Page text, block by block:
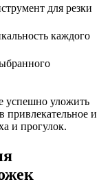
для резки
каждого
успешно уложить
привлекательное и
и прогулок.